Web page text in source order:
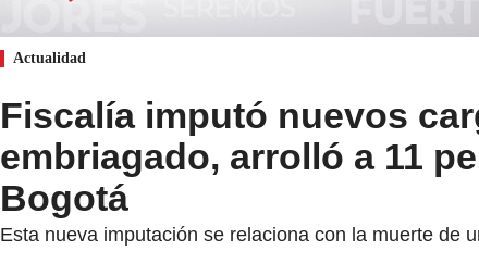
Actualidad
Fiscalía imputó nuevos
embriagado, arrolló a 11
Bogotá
Esta nueva imputación se relaciona con la muerte de